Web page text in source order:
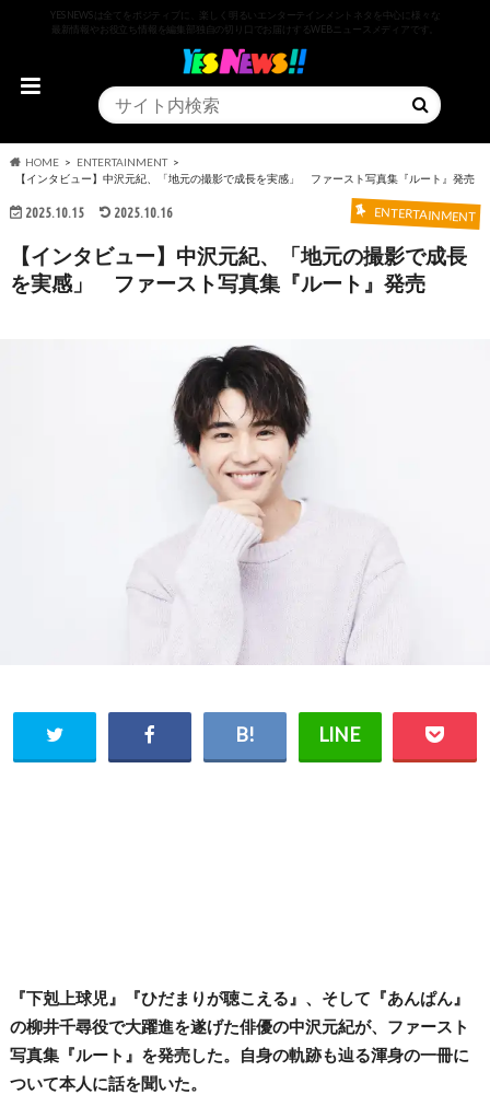
YESNEWSは全てをポジティブに、楽しく明るいエンターテインメントネタを中心に様々な
最新情報やお役立ち情報を編集部独自の切り口でお届けするWEBニュースメディアです。
HOME
ENTERTAINMENT
【インタビュー】中沢元紀、「地元の撮影で成長を実感」 ファースト写真集『ルート』発売
2025.10.15 2025.10.16 ENTERTAINMENT
【インタビュー】中沢元紀、「地元の撮影で成長
を実感」 ファースト写真集『ルート』発売
『下剋上球児』『ひだまりが聴こえる』、そして『あんぱん』
の柳井千尋役で大躍進を遂げた俳優の中沢元紀が、ファースト
写真集『ルート』を発売した。自身の軌跡も辿る渾身の一冊に
ついて本人に話を聞いた。